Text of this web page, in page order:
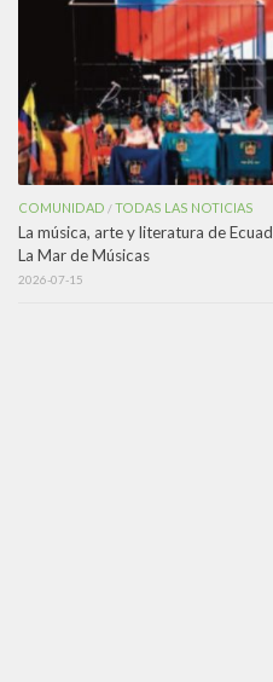
COMUNIDAD /TODAS LAS NOTICIAS
La música, arte y literatura de
La Mar de Músicas
2026-07-15